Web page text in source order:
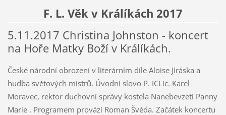
F. L. Věk v Králíkách 2017
5.11.2017 Christina Johnston - koncert
na Hoře Matky Boží v Králíkách.
České národní obrození v literárním díle Aloise JIráska a
hudba světových mistrů. Úvodní slovo P. ICLic. Karel
Moravec, rektor duchovní správy kostela Nanebevzetí Panny
Marie . Programem provází Roman Švéda. Začátek koncertu